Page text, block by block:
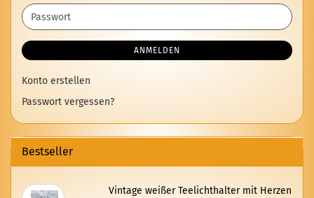
Adresse
Passwort
ANMELDEN
Konto erstellen
Passwort vergessen?
Bestseller
Vin­ta­ge wei­ßer Tee­licht­hal­ter mit Her­zen